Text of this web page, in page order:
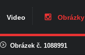
Video Obrázky
Obrázek č. 1088991